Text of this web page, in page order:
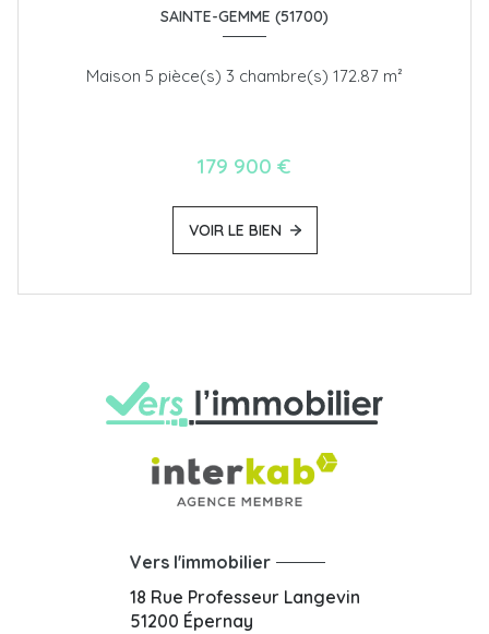
SAINTE-GEMME (51700)
Maison 5 pièce(s) 3 chambre(s) 172.87 m²
179 900 €
VOIR LE BIEN
Vers l'immobilier
18 Rue Professeur Langevin
51200 Épernay